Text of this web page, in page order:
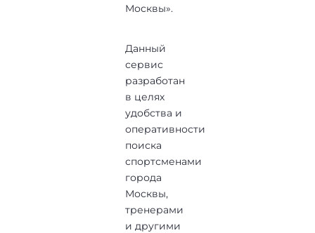
Москвы».
Данный
сервис
разработан
в целях
удобства и
оперативности
поиска
спортсменами
города
Москвы,
тренерами
и другими